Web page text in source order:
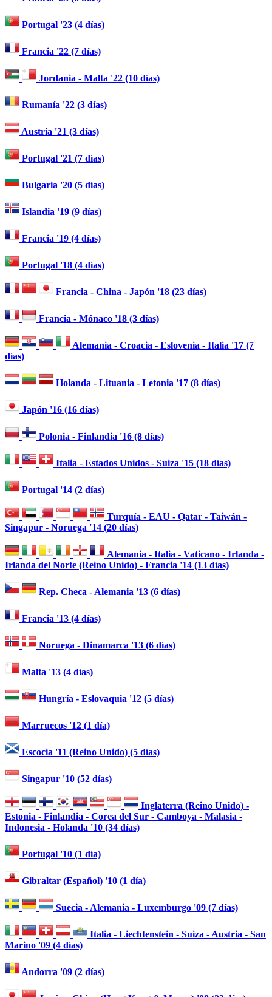
Portugal '23 (4 días)
Francia '22 (7 días)
Jordania - Malta '22 (10 días)
Rumanía '22 (3 días)
Austria '21 (3 días)
Portugal '21 (7 días)
Bulgaria '20 (5 días)
Islandia '19 (9 días)
Francia '19 (4 días)
Portugal '18 (4 días)
Francia - China - Japón '18 (23 días)
Francia - Mónaco '18 (3 días)
Alemania - Croacia - Eslovenia - Italia '17 (7
días)
Holanda - Lituania - Letonia '17 (8 días)
Japón '16 (16 días)
Polonia - Finlandia '16 (8 días)
Italia - Estados Unidos - Suiza '15 (18 días)
Portugal '14 (2 días)
Turquía - EAU - Qatar - Taiwán -
Singapur - Noruega '14 (20 días)
Alemania - Italia - Vaticano - Irlanda -
Irlanda del Norte (Reino Unido) - Francia '14 (13 días)
Rep. Checa - Alemania '13 (6 días)
Francia '13 (4 días)
Noruega - Dinamarca '13 (6 días)
Malta '13 (4 días)
Hungría - Eslovaquia '12 (5 días)
Marruecos '12 (1 día)
Escocia '11 (Reino Unido) (5 días)
Singapur '10 (52 días)
Inglaterra (Reino Unido) -
Estonia - Finlandia - Corea del Sur - Camboya - Malasia -
Indonesia - Holanda '10 (34 días)
Portugal '10 (1 día)
Gibraltar (Español) '10 (1 día)
Suecia - Alemania - Luxemburgo '09 (7 días)
Italia - Liechtenstein - Suiza - Austria - San
Marino '09 (4 días)
Andorra '09 (2 días)